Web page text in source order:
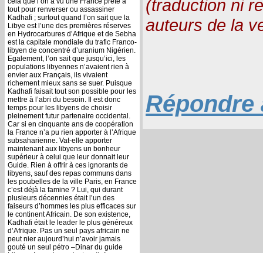
tout pour renverser ou assassiner
Kadhafi ; surtout quand l’on sait que la
Libye est l’une des premières réserves
en Hydrocarbures d’Afrique et de Sebha
est la capitale mondiale du trafic Franco-
libyen de concentré d’uranium Nigérien.
Egalement, l’on sait que jusqu’ici, les
populations libyennes n’avaient rien à
envier aux Français, ils vivaient
richement mieux sans se suer. Puisque
Kadhafi faisait tout son possible pour les
mettre à l’abri du besoin. Il est donc
temps pour les libyens de choisir
pleinement futur partenaire occidental.
Car si en cinquante ans de coopération
la France n’a pu rien apporter à l’Afrique
subsaharienne. Vat-elle apporter
maintenant aux libyens un bonheur
supérieur à celui que leur donnait leur
Guide. Rien à offrir à ces ignorants de
libyens, sauf des repas communs dans
les poubelles de la ville Paris, en France
c’est déjà la famine ? Lui, qui durant
plusieurs décennies était l’un des
faiseurs d’hommes les plus efficaces sur
le continent Africain. De son existence,
Kadhafi était le leader le plus généreux
d’Afrique. Pas un seul pays africain ne
peut nier aujourd’hui n’avoir jamais
gouté un seul pétro –Dinar du guide
(traduction ni
auteurs de la
Répondre